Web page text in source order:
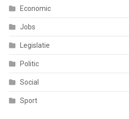
Economic
Jobs
Legislatie
Politic
Social
Sport